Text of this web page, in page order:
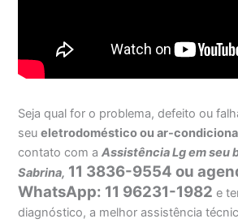
Seja qual for o problema, defeito ou
seueletrodoméstico ou ar-
contato com aAssistência Lg em seu
Sabrina, 11 3836-9554 ou
WhatsApp: 11 96231-1982 e
diagnóstico, a melhor assistência